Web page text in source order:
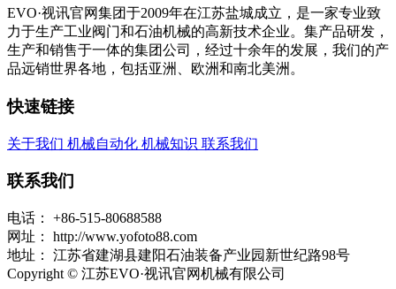
EVO·视讯官网集团于2009年在江苏盐城成立，是一家专业致
力于生产工业阀门和石油机械的高新技术企业。集产品研发，
生产和销售于一体的集团公司，经过十余年的发展，我们的产
品远销世界各地，包括亚洲、欧洲和南北美洲。
快速链接
关于我们 机械自动化 机械知识 联系我们
联系我们
电话：
+86-515-80688588
网址：
http://www.yofoto88.com
地址：
江苏省建湖县建阳石油装备产业园新世纪路98号
Copyright © 江苏EVO·视讯官网机械有限公司